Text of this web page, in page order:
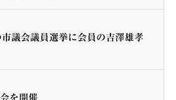
議会議員選挙に会員の吉澤雄孝
を開催